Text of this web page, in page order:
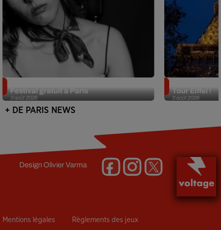
3 août 2026
Festival gratuit à Paris
3 août 2026
Tour Eiffel !
+ DE PARIS NEWS
DesignOlivier Varma
Mentions légales Règlements des jeux